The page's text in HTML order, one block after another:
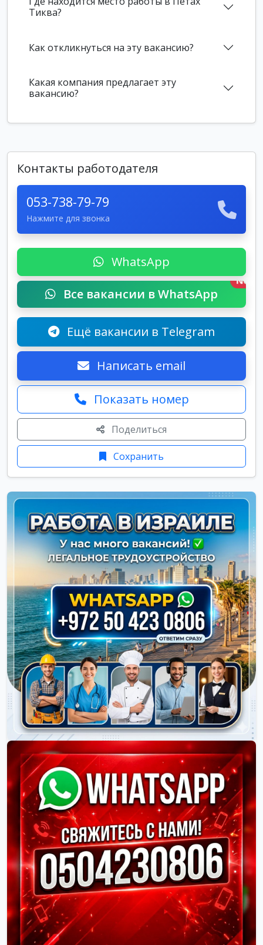
Тиква?
Как откликнуться на эту вакансию?
Какая компания предлагает эту
вакансию?
Контакты работодателя
053-738-79-79
Нажмите для звонка
WhatsApp
Все вакансии в WhatsApp
New
Ещё вакансии в Telegram
Написать email
Показать номер
Поделиться
Сохранить